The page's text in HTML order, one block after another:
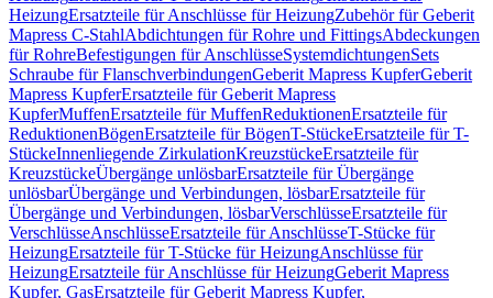
HeizungErsatzteile für Anschlüsse für HeizungZubehör für Geberit
Mapress C-StahlAbdichtungen für Rohre und FittingsAbdeckungen
für RohreBefestigungen für AnschlüsseSystemdichtungenSets
Schraube für FlanschverbindungenGeberit Mapress KupferGeberit
Mapress KupferErsatzteile für Geberit Mapress
KupferMuffenErsatzteile für MuffenReduktionenErsatzteile für
ReduktionenBögenErsatzteile für BögenT-StückeErsatzteile für T-
StückeInnenliegende ZirkulationKreuzstückeErsatzteile für
KreuzstückeÜbergänge unlösbarErsatzteile für Übergänge
unlösbarÜbergänge und Verbindungen, lösbarErsatzteile für
Übergänge und Verbindungen, lösbarVerschlüsseErsatzteile für
VerschlüsseAnschlüsseErsatzteile für AnschlüsseT-Stücke für
HeizungErsatzteile für T-Stücke für HeizungAnschlüsse für
HeizungErsatzteile für Anschlüsse für HeizungGeberit Mapress
Kupfer, GasErsatzteile für Geberit Mapress Kupfer,